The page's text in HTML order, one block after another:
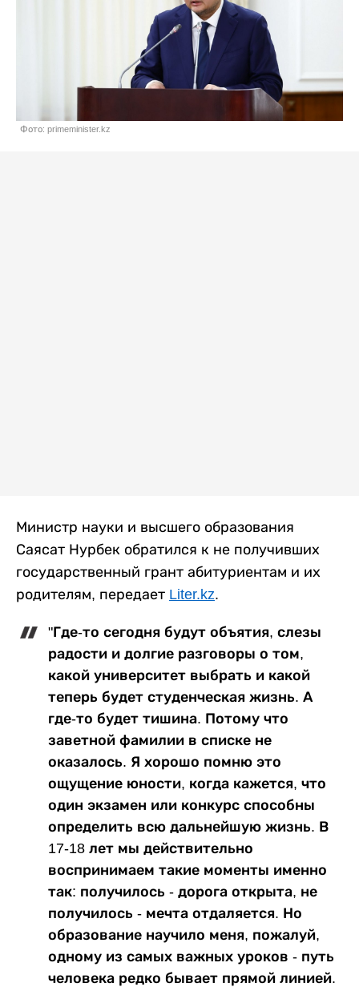
Фото: primeminister.kz
Министр науки и высшего образования
Саясат Нурбек обратился к не получивших
государственный грант абитуриентам и их
родителям, передает Liter.kz.
"Где-то сегодня будут объятия, слезы
радости и долгие разговоры о том,
какой университет выбрать и какой
теперь будет студенческая жизнь. А
где-то будет тишина. Потому что
заветной фамилии в списке не
оказалось. Я хорошо помню это
ощущение юности, когда кажется, что
один экзамен или конкурс способны
определить всю дальнейшую жизнь. В
17-18 лет мы действительно
воспринимаем такие моменты именно
так: получилось - дорога открыта, не
получилось - мечта отдаляется. Но
образование научило меня, пожалуй,
одному из самых важных уроков - путь
человека редко бывает прямой линией.